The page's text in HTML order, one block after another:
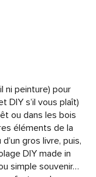
ni peinture) pour
DIY s’il vous plaît)
ou dans les bois
éléments de la
gros livre, puis,
DIY made in
simple souvenir…